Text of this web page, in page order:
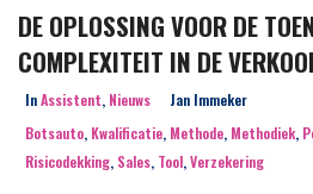
DE OPLOSSING VOOR DE
COMPLEXITEIT IN DE
InAssistent, Nieuws
Jan Immeker
Botsauto, Kwalificatie, Methode, Methodiek,
Risicodekking, Sales, Tool,Verzekering